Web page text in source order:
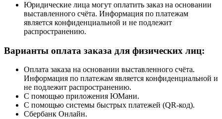
Юридические лица могут оплатить заказ на основании
выставленного счёта. Информация по платежам
является конфиденциальной и не подлежит
распространению.
Варианты оплата заказа для физических лиц:
Оплата заказа на основании выставленного счёта.
Информация по платежам является конфиденциальной и
не подлежит распространению.
С помощью приложения ЮМани.
С помощью системы быстрых платежей (QR-код).
Сбербанк Онлайн.